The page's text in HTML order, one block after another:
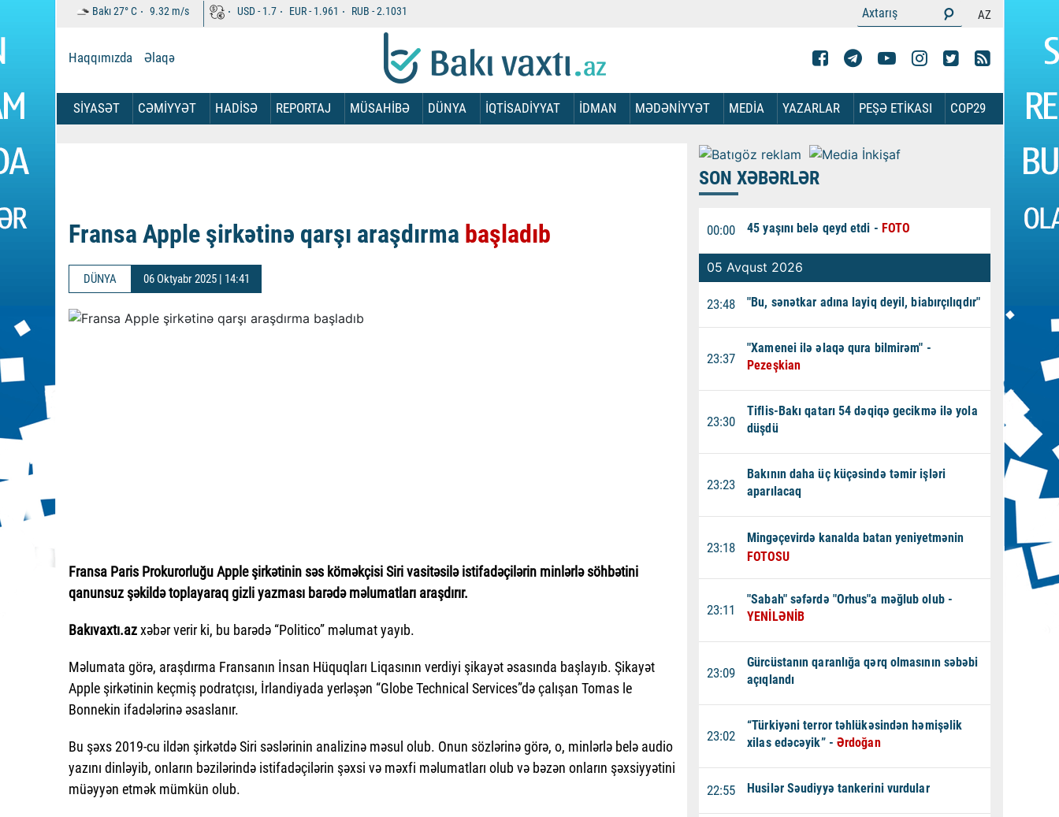
Bakı27°C 9.32 m/s USD -1.7 EUR -1.961 RUB -2.1031 AZ
Haqqımızda Əlaqə
SİYASƏT CƏMİYYƏT HADİSƏ REPORTAJ MÜSAHİBƏ DÜNYA İQTİSADİYYAT İDMAN MƏDƏNİYYƏT MEDİA YAZARLAR PEŞƏ ETİKASI COP29
Fransa Apple şirkətinə qarşı araşdırma başladıb
DÜNYA 06 Oktyabr 2025 | 14:41
Fransa Paris Prokurorluğu Apple şirkətinin səs köməkçisi Siri vasitəsilə istifadəçilərin minlərlə söhbətini
qanunsuz şəkildə toplayaraq gizli yazması barədə məlumatları araşdırır.
Bakıvaxtı.azxəbər verir ki, bu barədə “Politico” məlumat yayıb.
Məlumata görə, araşdırma Fransanın İnsan Hüquqları Liqasının verdiyi şikayət əsasında başlayıb. Şikayət
Apple şirkətinin keçmiş podratçısı, İrlandiyada yerləşən “Globe Technical Services”də çalışan Tomas le
Bonnekin ifadələrinə əsaslanır.
Bu şəxs 2019-cu ildən şirkətdə Siri səslərinin analizinə məsul olub. Onun sözlərinə görə, o, minlərlə belə audio
yazını dinləyib, onların bəzilərində istifadəçilərin şəxsi və məxfi məlumatları olub və bəzən onların şəxsiyyətini
müəyyən etmək mümkün olub.
SON XƏBƏRLƏR
00:00 45 yaşını belə qeyd etdi - FOTO
05 Avqust 2026
23:48 "Bu, sənətkar adına layiq deyil, biabırçılıqdır"
23:37
"Xamenei ilə əlaqə qura bilmirəm" -
Pezeşkian
23:30
Tiflis-Bakı qatarı 54 dəqiqə gecikmə ilə yola
düşdü
23:23
Bakının daha üç küçəsində təmir işləri
aparılacaq
23:18
Mingəçevirdə kanalda batan yeniyetmənin
FOTOSU
23:11
"Sabah" səfərdə "Orhus"a məğlub olub -
YENİLƏNİB
23:09
Gürcüstanın qaranlığa qərq olmasının səbəbi
açıqlandı
23:02
“Türkiyəni terror təhlükəsindən həmişəlik
xilas edəcəyik” - Ərdoğan
22:55 Husilər Səudiyyə tankerini vurdular